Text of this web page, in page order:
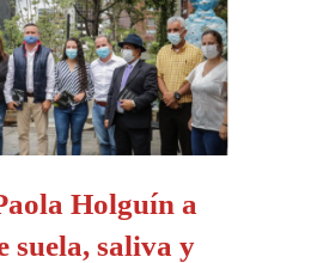
Holguín a
suela, saliva y